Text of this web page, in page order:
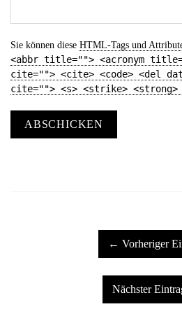
Sie können diese HTML-Tags und
<abbr title=""> <acronym
cite=""> <cite> <code> <del
cite=""> <s> <strike> <strong>
ABSCHICKEN
← Vorheriger
Nächster